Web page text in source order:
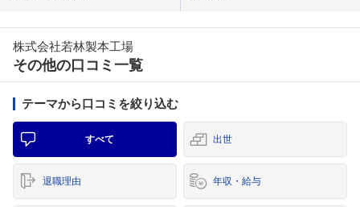
株式会社若林製本工場
その他の口コミ一覧
テーマから口コミを絞り込む
すべて 出世
退職理由 年収・給与